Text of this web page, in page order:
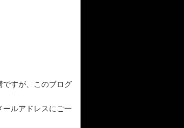
ですが、このブログ
ールアドレスにご一